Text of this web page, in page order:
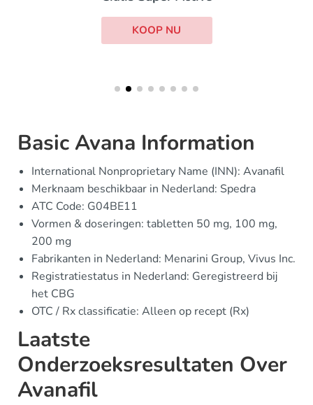
Basic Avana Information
International Nonproprietary Name (INN): Avanafil
Merknaam beschikbaar in Nederland: Spedra
ATC Code: G04BE11
Vormen & doseringen: tabletten 50 mg, 100 mg,
200 mg
Fabrikanten in Nederland: Menarini Group, Vivus Inc.
Registratiestatus in Nederland: Geregistreerd bij
het CBG
OTC / Rx classificatie: Alleen op recept (Rx)
Laatste
Onderzoeksresultaten Over
Avanafil